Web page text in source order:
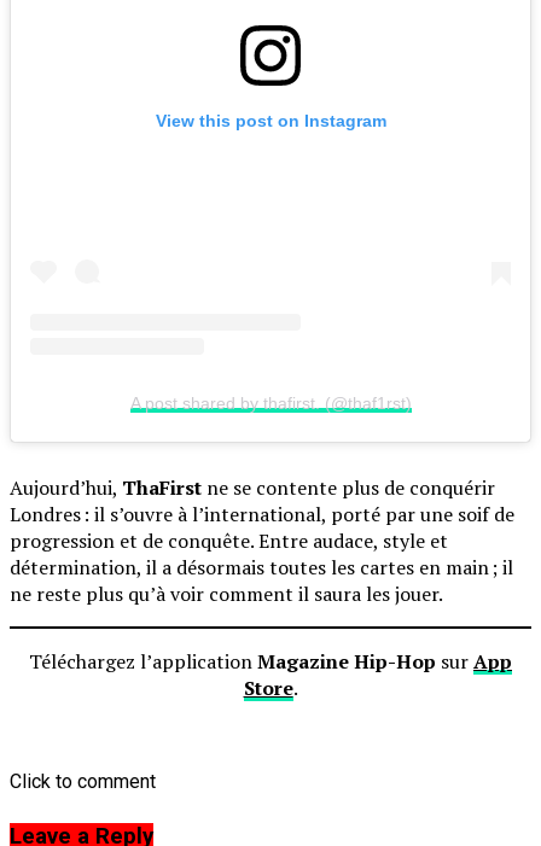
View this post on Instagram
A post shared by thafirst. (@thaf1rst)
Aujourd’hui, ThaFirst ne se contente plus de conquérir
Londres : il s’ouvre à l’international, porté par une soif de
progression et de conquête. Entre audace, style et
détermination, il a désormais toutes les cartes en main ; il
ne reste plus qu’à voir comment il saura les jouer.
Téléchargez l’applicationMagazine Hip-Hop surApp
Store.
Click to comment
Leave a Reply